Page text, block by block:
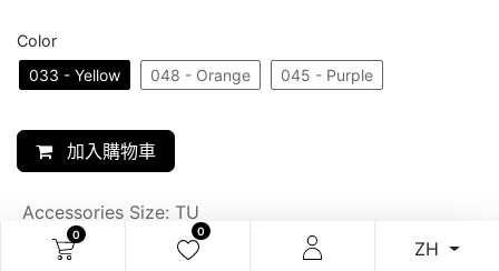
0 0
ZH
Color
033 - Yellow
048 - Orange 045 - Purple
加入購物車
Accessories Size: TU